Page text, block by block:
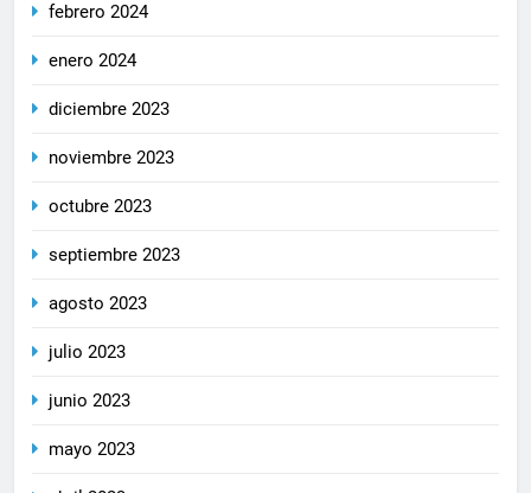
febrero 2024
enero 2024
diciembre 2023
noviembre 2023
octubre 2023
septiembre 2023
agosto 2023
julio 2023
junio 2023
mayo 2023